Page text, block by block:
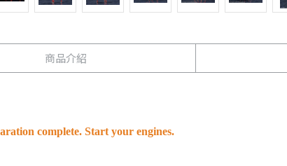
商品介紹
complete. Start your engines.